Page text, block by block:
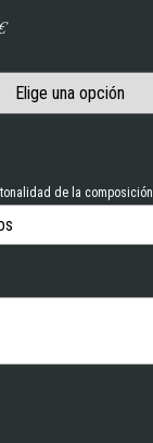
de la composición